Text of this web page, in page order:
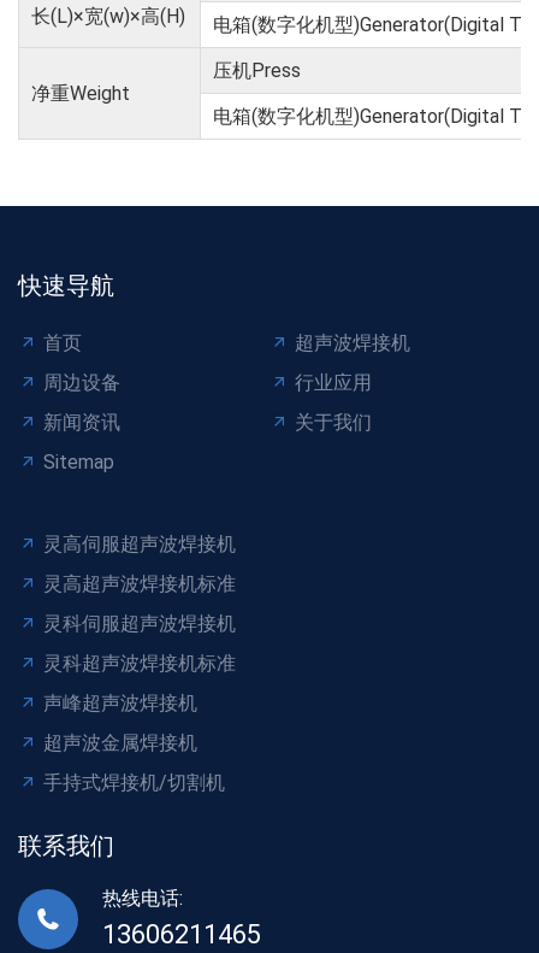
长(L)×宽(w)×高(H)
电箱(数字化机型)Generator(Digital
净重Weight
压机Press
电箱(数字化机型)Generator(Digital
快速导航
首页
超声波焊接机
周边设备
行业应用
新闻资讯
关于我们
Sitemap
灵高伺服超声波焊接机
灵高超声波焊接机标准
灵科伺服超声波焊接机
灵科超声波焊接机标准
声峰超声波焊接机
超声波金属焊接机
手持式焊接机/切割机
联系我们
热线电话:
13606211465